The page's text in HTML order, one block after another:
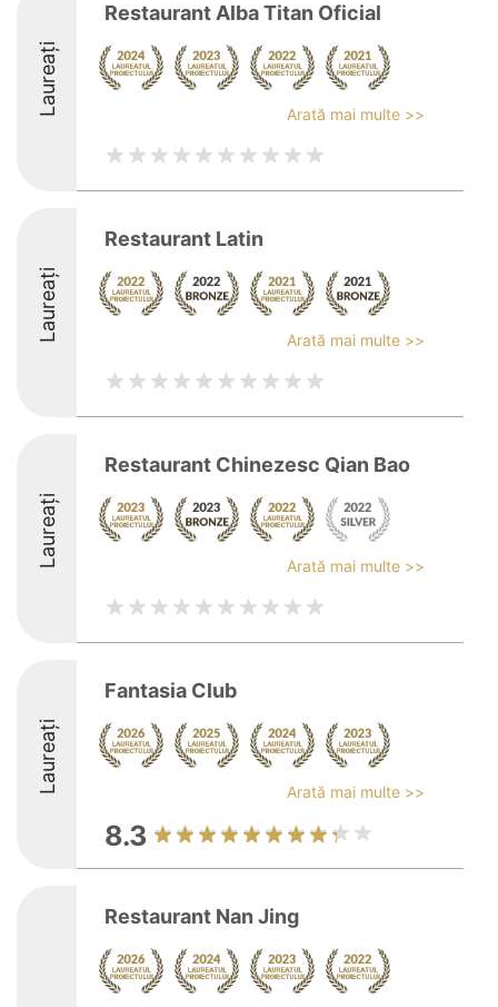
Laureați
Restaurant Alba Titan Oficial
Arată mai multe >>
Laureați
Restaurant Latin
Arată mai multe >>
Laureați
Restaurant Chinezesc Qian Bao
Arată mai multe >>
Laureați
Fantasia Club
Arată mai multe >>
8.3
Restaurant Nan Jing